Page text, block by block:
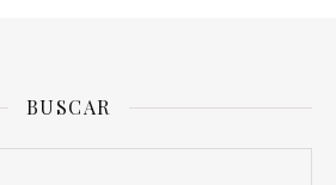
BUSCAR